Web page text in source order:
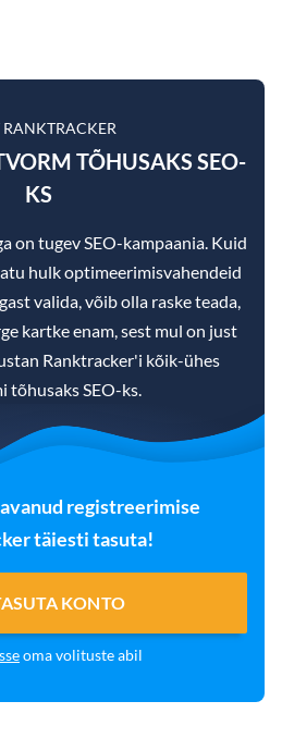
RANKTRACKER
TÕHUSAKS SEO-
KS
on tugev SEO-kampaania. Kuid
hulk optimeerimisvahendeid
valida, võib olla raske teada,
kartke enam, sest mul on just
Ranktracker'i kõik-ühes
tõhusaks SEO-ks.
registreerimise
täiesti tasuta!
KONTO
oma volituste abil